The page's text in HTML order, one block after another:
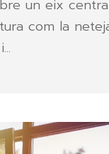
un eix
com la